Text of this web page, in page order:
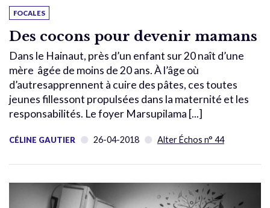
FOCALES
Des cocons pour devenir mamans
Dans le Hainaut, près d’un enfant sur 20 naît d’une
mère âgée de moins de 20 ans. À l’âge où
d’autresapprennent à cuire des pâtes, ces toutes
jeunes fillessont propulsées dans la maternité et les
responsabilités. Le foyer Marsupilama [...]
CÉLINE GAUTIER 26-04-2018 Alter Échos n° 44